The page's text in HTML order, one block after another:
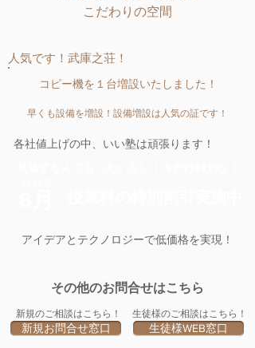
こだわりの空間
人気です！武庫之荘！
コピー機を１台増設いたしました！
早くも設備を増設！設備増設は人気の証です！
各社値上げの中、いい塾は頑張ります！
アイデアとテクノロジーで低価格を実現！
その他​のお問合せはこちら
新規のご相談はこちら！
新規お問合せ窓口
生徒様のご相談はこちら！
生徒様WEB窓口